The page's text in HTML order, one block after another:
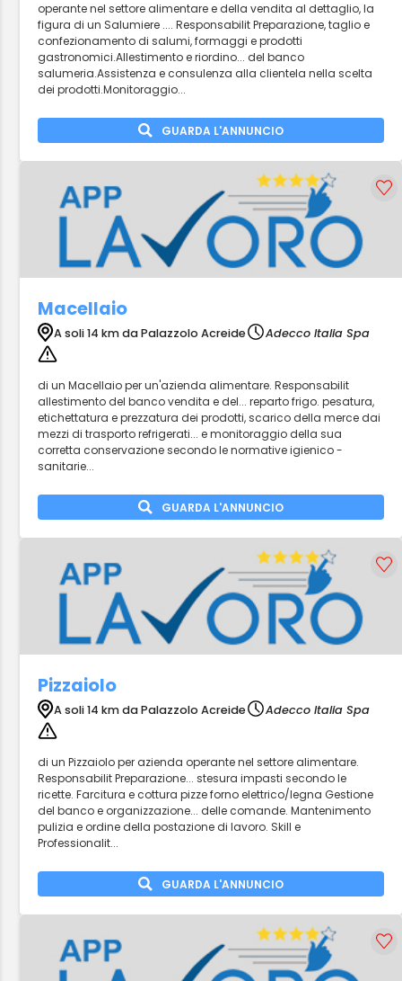
operante nel settore alimentare e della vendita al dettaglio, la
figura di un Salumiere .... Responsabilit Preparazione, taglio e
confezionamento di salumi, formaggi e prodotti
gastronomici.Allestimento e riordino... del banco
salumeria.Assistenza e consulenza alla clientela nella scelta
dei prodotti.Monitoraggio...
GUARDA L'ANNUNCIO
Macellaio
A soli 14 km da Palazzolo Acreide Adecco Italia Spa
di un Macellaio per un'azienda alimentare. Responsabilit
allestimento del banco vendita e del... reparto frigo. pesatura,
etichettatura e prezzatura dei prodotti, scarico della merce dai
mezzi di trasporto refrigerati... e monitoraggio della sua
corretta conservazione secondo le normative igienico -
sanitarie...
GUARDA L'ANNUNCIO
Pizzaiolo
A soli 14 km da Palazzolo Acreide Adecco Italia Spa
di un Pizzaiolo per azienda operante nel settore alimentare.
Responsabilit Preparazione... stesura impasti secondo le
ricette. Farcitura e cottura pizze forno elettrico/legna Gestione
del banco e organizzazione... delle comande. Mantenimento
pulizia e ordine della postazione di lavoro. Skill e
Professionalit...
GUARDA L'ANNUNCIO